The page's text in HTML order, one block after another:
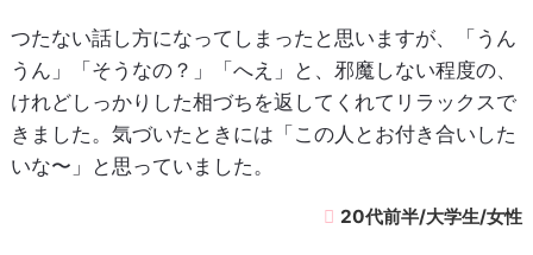
つたない話し方になってしまったと思いますが、「うん
うん」「そうなの？」「へえ」と、邪魔しない程度の、
けれどしっかりした相づちを返してくれてリラックスで
きました。気づいたときには「この人とお付き合いした
いな〜」と思っていました。
20代前半/大学生/女性